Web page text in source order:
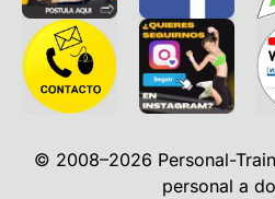
© 2008–2026 Personal-
personal a